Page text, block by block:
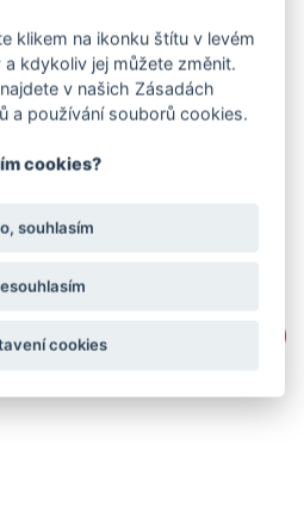
klikem na ikonku štítu v levém
kdykoliv jej můžete změnit.
v našich Zásadách
a používání souborů cookies.
cookies?
souhlasím
cookies